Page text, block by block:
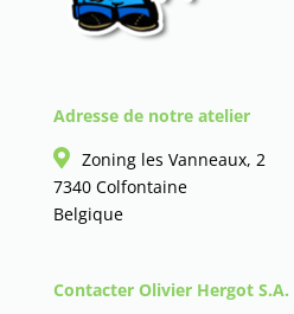
Adresse de notre atelier
Zoning les Vanneaux, 2
7340 Colfontaine
Belgique
Contacter Olivier Hergot S.A.